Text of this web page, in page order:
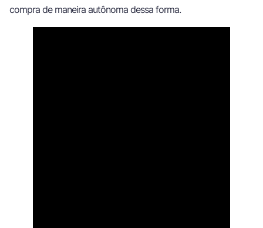
compra de maneira autônoma dessa forma.